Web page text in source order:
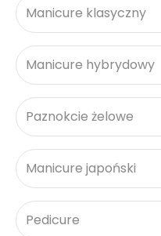
Manicure klasyczny
Manicure hybrydowy
Paznokcie żelowe
Manicure japoński
Pedicure